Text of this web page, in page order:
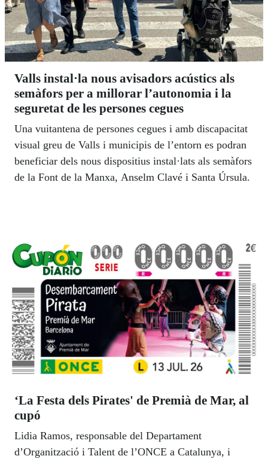
Valls instal·la nous avisadors acústics als
semàfors per a millorar l’autonomia i la
seguretat de les persones cegues
Una vuitantena de persones cegues i amb discapacitat
visual greu de Valls i municipis de l’entorn es podran
beneficiar dels nous dispositius instal·lats als semàfors
de la Font de la Manxa, Anselm Clavé i Santa Úrsula.
‘La Festa dels Pirates' de Premià de Mar, al
cupó
Lidia Ramos, responsable del Departament
d’Organització i Talent de l’ONCE a Catalunya, i